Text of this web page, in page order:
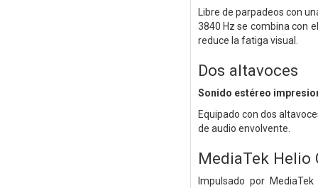
Libre de parpadeos con
3840 Hz se combina con
reduce la fatiga visual.
Dos altavoces
Sonido estéreo
Equipado con dos
de audio envolvente.
MediaTek Helio
Impulsado por